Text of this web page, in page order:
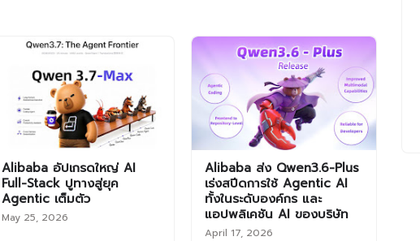
Alibaba อัปเกรดใหญ่ AI
Full-Stack ปูทางสู่ยุค
Agentic เต็มตัว
May 25, 2026
Alibaba ส่ง Qwen3.6-Plus
เร่งสปีดการใช้ Agentic AI
ทั้งในระดับองค์กร และ
แอปพลิเคชัน AI ของบริษัท
April 17, 2026